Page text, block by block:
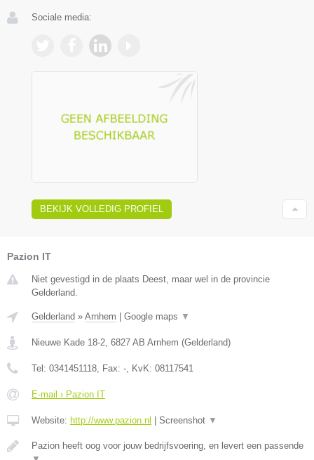
Sociale media:
BEKIJK VOLLEDIG PROFIEL
Pazion IT
Niet gevestigd in de plaats Deest, maar wel in de provincie
Gelderland.
Gelderland » Arnhem Google maps ▼
Nieuwe Kade 18-2 6827 AB Arnhem (Gelderland)
Tel: 0341451118 , Fax: - , KvK: 08117541
E-mail › Pazion IT
Website: http://www.pazion.nl Screenshot ▼
Pazion heeft oog voor jouw bedrijfsvoering, en levert een passende